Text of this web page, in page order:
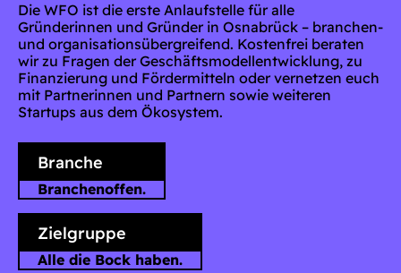
Die WFO ist die erste Anlaufstelle für alle
Gründerinnen und Gründer in Osnabrück – branchen-
und organisationsübergreifend. Kostenfrei beraten
wir zu Fragen der Geschäftsmodellentwicklung, zu
Finanzierung und Fördermitteln oder vernetzen euch
mit Partnerinnen und Partnern sowie weiteren
Startups aus dem Ökosystem.
Branche
Branchenoffen.
Zielgruppe
Alle die Bock haben.